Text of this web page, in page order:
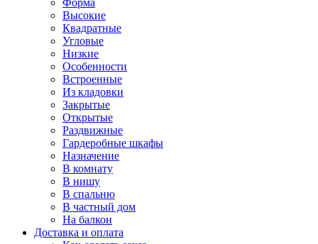
Форма
Высокие
Квадратные
Угловые
Низкие
Особенности
Встроенные
Из кладовки
Закрытые
Открытые
Раздвижные
Гардеробные шкафы
Назначение
В комнату
В нишу
В спальню
В частный дом
На балкон
Доставка и оплата